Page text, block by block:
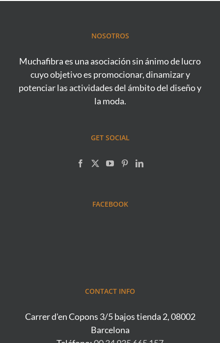
NOSOTROS
Muchafibra es una asociación sin ánimo de lucro
cuyo objetivo es promocionar, dinamizar y
potenciar las actividades del ámbito del diseño y
la moda.
GET SOCIAL
FACEBOOK
CONTACT INFO
Carrer d'en Copons 3/5 bajos tienda 2, 08002
Barcelona